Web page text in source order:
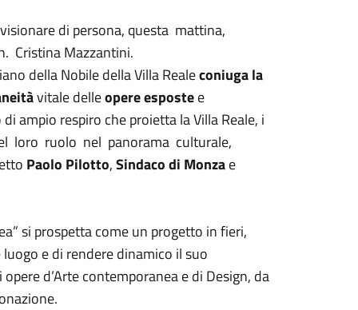
di persona, questa mattina,
Cristina Mazzantini.
della Nobile della Villa Realeconiuga la
vitale delleopere espostee
ampio respiro che proietta la Villa Reale, i
loro ruolo nel panorama culturale,
Paolo Pilotto,Sindaco di Monzae
si prospetta come un progetto in fieri,
e di rendere dinamico il suo
d’Arte contemporanea e di Design, da